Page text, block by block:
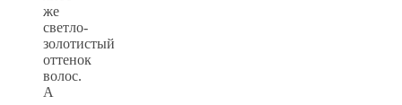
же
светло-
золотистый
оттенок
волос.
А